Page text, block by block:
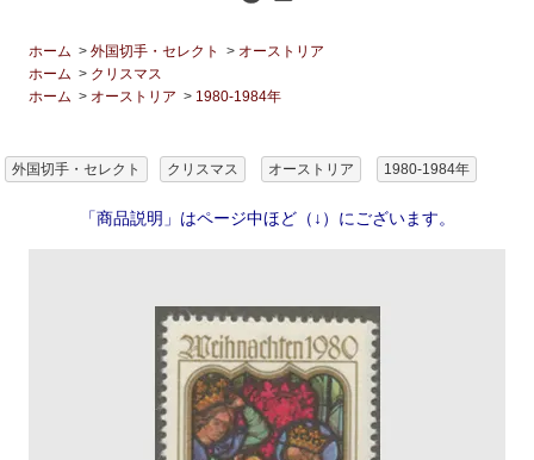
ホーム >外国切手・セレクト > オーストリア
ホーム > クリスマス
ホーム > オーストリア > 1980-1984年
外国切手・セレクト クリスマス オーストリア 1980-1984年
「商品説明」はページ中ほど（↓）にございます。